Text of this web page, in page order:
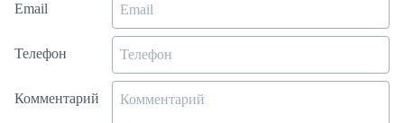
Email
Телефон
Комментарий